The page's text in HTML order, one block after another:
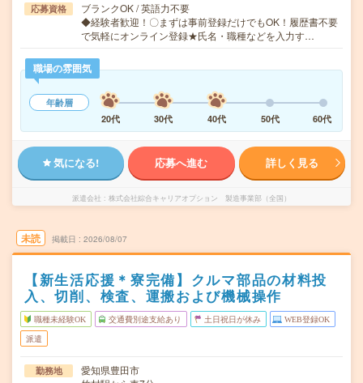
応募資格
ブランクOK / 英語力不要
◆経験者歓迎！〇まずは事前登録だけでもOK！履歴書不要
で気軽にオンライン登録★氏名・職種などを入力す…
職場の雰囲気
年齢層
20代
30代 40代 50代 60代
気になる! 応募へ進む 詳しく見る
派遣会社 株式会社綜合キャリアオプション 製造事業部（全国）
未読 掲載日 2026/08/07
【新生活応援＊寮完備】クルマ部品の材料投
入、切削、検査、運搬および機械操作
職種未経験OK 交通費別途支給あり 土日祝日が休み WEB登録OK
派遣
勤務地
愛知県豊田市